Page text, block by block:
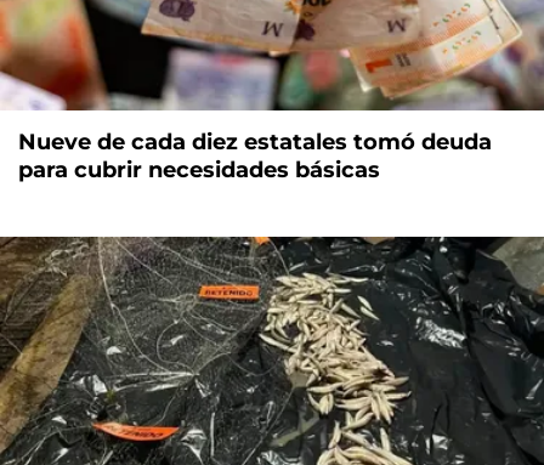
Nueve de cada diez estatales tomó deuda
para cubrir necesidades básicas